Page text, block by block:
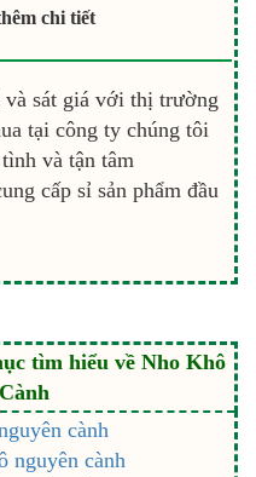
chi tiết
và sát giá với thị trường
tại công ty chúng tôi
và tận tâm
cấp sỉ sản phẩm đầu
tìm hiểu về Nho Khô
cành
nguyên cành